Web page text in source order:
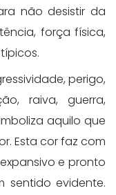
não desistir da
força física,
perigo,
raiva, guerra,
aquilo que
Esta cor faz com
e pronto
sentido evidente.